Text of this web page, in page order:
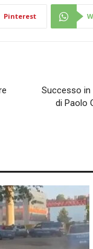
Pinterest
Successo in
di Paolo